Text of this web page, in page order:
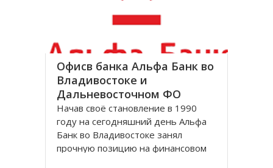
Офисв банка Альфа Банк во
Владивостоке и
Дальневосточном ФО
Начав своё становление в 1990
году на сегодняшний день Альфа
Банк во Владивостоке занял
прочную позицию на финансовом